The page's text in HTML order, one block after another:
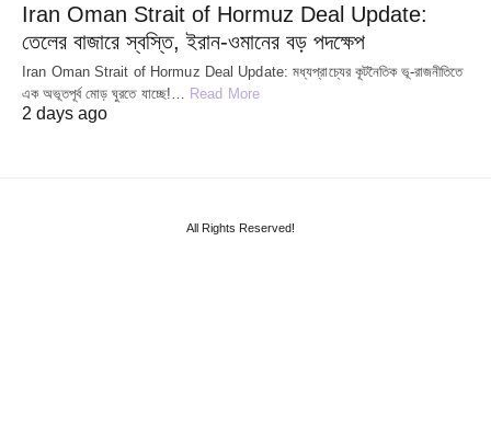
Iran Oman Strait of Hormuz Deal Update:
তেলের বাজারে স্বস্তি, ইরান-ওমানের বড় পদক্ষেপ
Iran Oman Strait of Hormuz Deal Update: মধ্যপ্রাচ্যের কূটনৈতিক ভূ-রাজনীতিতে
এক অভূতপূর্ব মোড় ঘুরতে যাচ্ছে!… Read More
2 days ago
All Rights Reserved!